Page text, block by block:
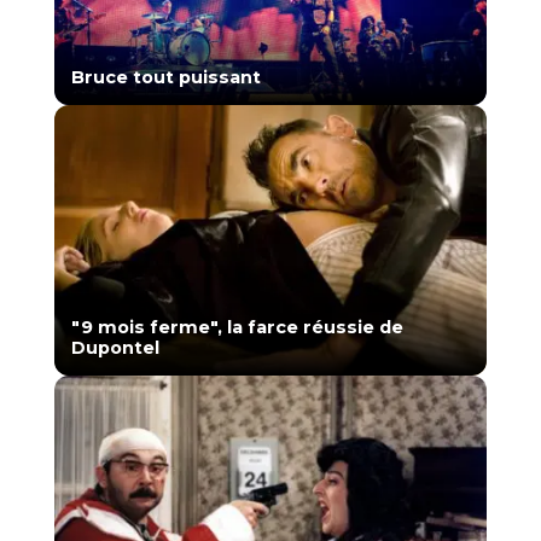
Bruce tout puissant
"9 mois ferme", la farce réussie de
Dupontel